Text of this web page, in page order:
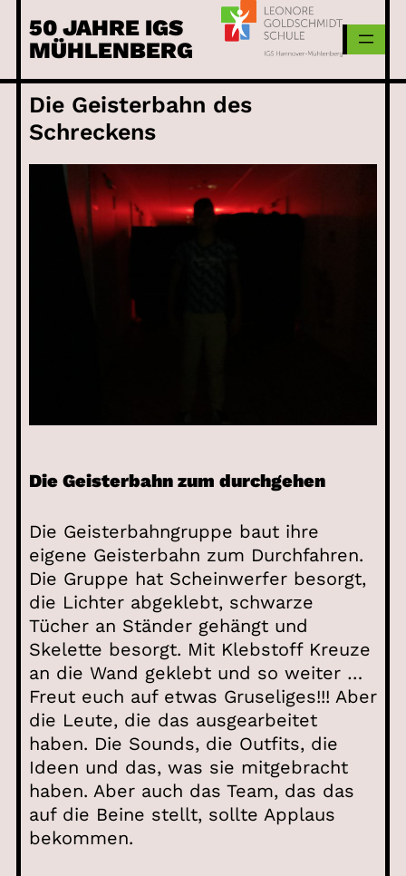
50 JAHRE IGS
MÜHLENBERG
Die Geisterbahn des
Schreckens
Die Geisterbahn zum durchgehen
Die Geisterbahngruppe baut ihre
eigene Geisterbahn zum Durchfahren.
Die Gruppe hat Scheinwerfer besorgt,
die Lichter abgeklebt, schwarze
Tücher an Ständer gehängt und
Skelette besorgt. Mit Klebstoff Kreuze
an die Wand geklebt und so weiter …
Freut euch auf etwas Gruseliges!!! Aber
die Leute, die das ausgearbeitet
haben. Die Sounds, die Outfits, die
Ideen und das, was sie mitgebracht
haben. Aber auch das Team, das das
auf die Beine stellt, sollte Applaus
bekommen.